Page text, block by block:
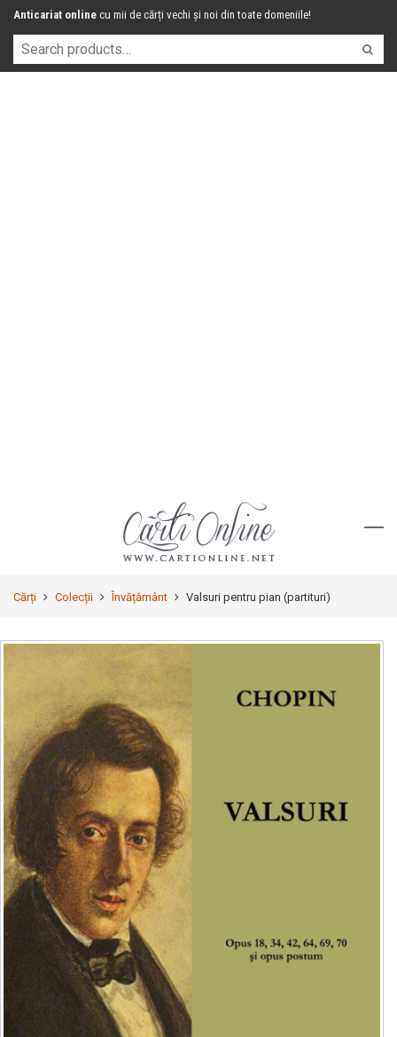
Anticariat online cu mii de cărți vechi și noi din toate domeniile!
Cărți Colecții Învățământ Valsuri pentru pian (partituri)